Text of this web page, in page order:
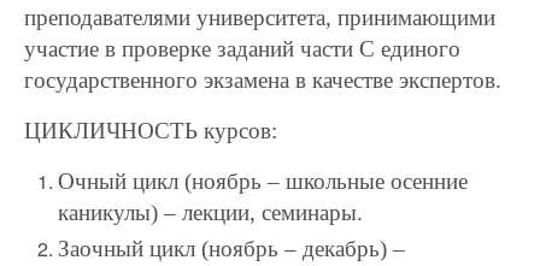
преподавателями университета, принимающими
участие в проверке заданий части С единого
государственного экзамена в качестве экспертов.
ЦИКЛИЧНОСТЬ курсов:
Очный цикл (ноябрь – школьные осенние
каникулы) – лекции, семинары.
Заочный цикл (ноябрь – декабрь) –